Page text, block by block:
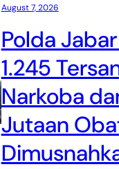
August 7, 2026
Polda
1.245
Narkoba
Jutaan